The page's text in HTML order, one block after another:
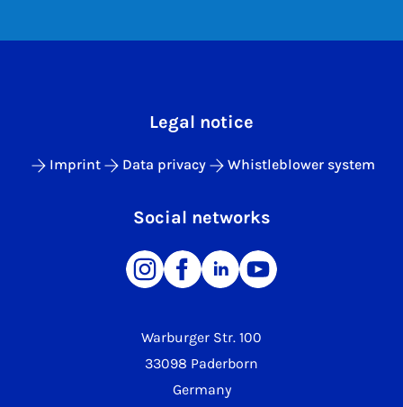
Warburger Str. 100
33098 Paderborn
Germany
Legal notice
Imprint Data privacy Whistleblower system
Social networks